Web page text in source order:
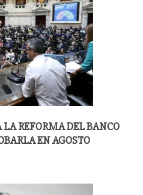
REFORMA DEL BANCO
EN AGOSTO